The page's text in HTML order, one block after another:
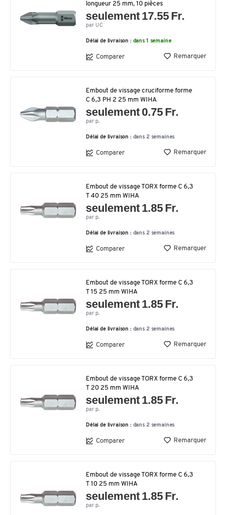
longueur 25 mm, 10 pièces
seulement 17.55 Fr.
par UC
Délai de livraison : dans 1 semaine
Comparer Remarquer
Embout de vissage cruciforme forme
C 6,3 PH 2 25 mm WIHA
seulement 0.75 Fr.
par p.
Délai de livraison : dans 2 semaines
Comparer Remarquer
Embout de vissage TORX forme C 6,3
T 40 25 mm WIHA
seulement 1.85 Fr.
par p.
Délai de livraison : dans 2 semaines
Comparer Remarquer
Embout de vissage TORX forme C 6,3
T 15 25 mm WIHA
seulement 1.85 Fr.
par p.
Délai de livraison : dans 2 semaines
Comparer Remarquer
Embout de vissage TORX forme C 6,3
T 20 25 mm WIHA
seulement 1.85 Fr.
par p.
Délai de livraison : dans 2 semaines
Comparer Remarquer
Embout de vissage TORX forme C 6,3
T 10 25 mm WIHA
seulement 1.85 Fr.
par p.